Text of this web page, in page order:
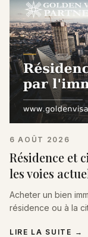
6 AOÛT 2026
Résidence et
les voies
Acheter un bien
résidence ou à la
LIRE LA SUITE →